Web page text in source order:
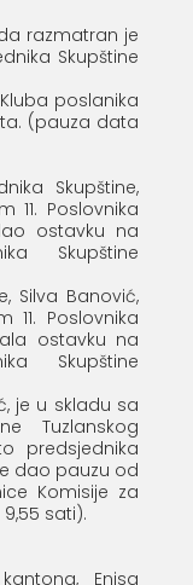
razmatran je
Skupštine
poslanika
(pauza data
Skupštine,
Poslovnika
ostavku na
Skupštine
Silva Banović,
Poslovnika
ostavku na
Skupštine
je u skladu sa
Tuzlanskog
predsjednika
dao pauzu od
Komisije za
sati).
Enisa